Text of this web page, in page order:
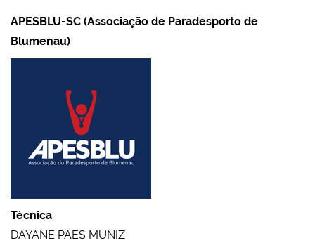
APESBLU-SC (Associação de Paradesporto de
Blumenau)
Técnica
DAYANE PAES MUNIZ